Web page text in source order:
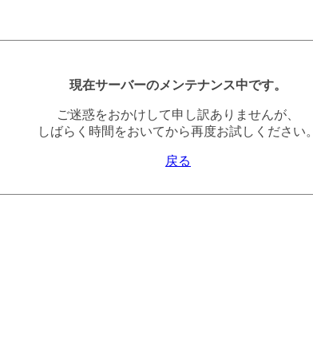
現在サーバーのメンテナンス中です。
ご迷惑をおかけして申し訳ありませんが、
しばらく時間をおいてから再度お試しください。
戻る